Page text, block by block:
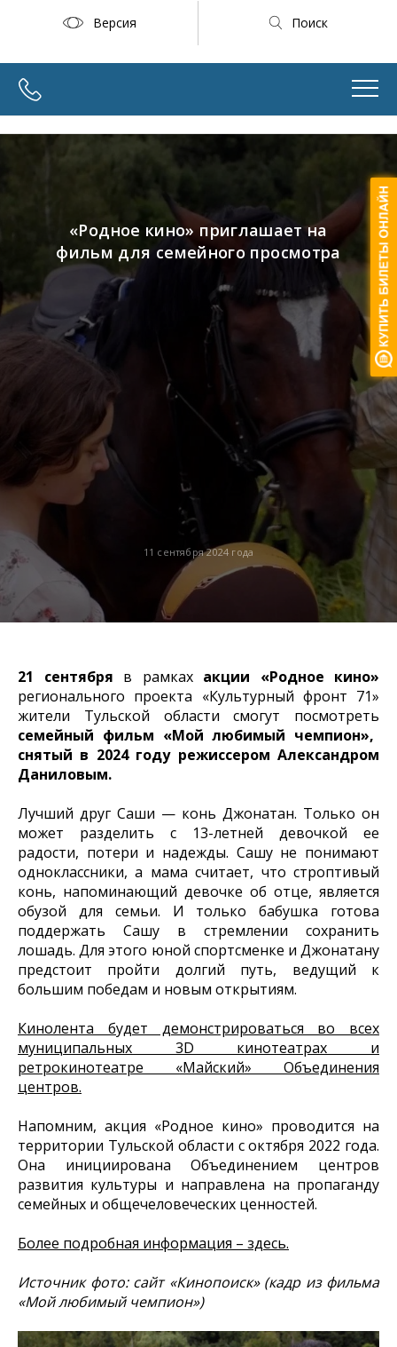
Версия Поиск
11 сентября 2024 года
«Родное кино» приглашает на
фильм для семейного просмотра
21 сентября в рамках акции «Родное кино»
регионального проекта «Культурный фронт 71»
жители Тульской области смогут посмотреть
семейный фильм «Мой любимый чемпион»,
снятый в 2024 году режиссером Александром
Даниловым.
Лучший друг Саши — конь Джонатан. Только он
может разделить с 13-летней девочкой ее
радости, потери и надежды. Сашу не понимают
одноклассники, а мама считает, что строптивый
конь, напоминающий девочке об отце, является
обузой для семьи. И только бабушка готова
поддержать Сашу в стремлении сохранить
лошадь. Для этого юной спортсменке и Джонатану
предстоит пройти долгий путь, ведущий к
большим победам и новым открытиям.
Кинолента будет демонстрироваться во всех
муниципальных 3D кинотеатрах и
ретрокинотеатре «Майский» Объединения
центров.
Напомним, акция «Родное кино» проводится на
территории Тульской области с октября 2022 года.
Она инициирована Объединением центров
развития культуры и направлена на пропаганду
семейных и общечеловеческих ценностей.
Более подробная информация – здесь.
Источник фото: сайт «Кинопоиск» (кадр из фильма
«Мой любимый чемпион»)